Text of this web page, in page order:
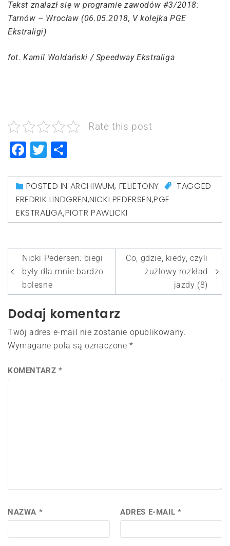
Tekst znalazł się w programie zawodów #3/2018:
Tarnów – Wrocław (06.05.2018, V kolejka PGE
Ekstraligi)
fot. Kamil Woldański / Speedway Ekstraliga
Rate this post
Facebook
Twitter
POSTED IN ARCHIWUM, FELIETONY
TAGGED
FREDRIK LINDGREN,NICKI PEDERSEN,PGE
EKSTRALIGA,PIOTR PAWLICKI
Nawigacja
wpisu
Nicki Pedersen: biegi
były dla mnie bardzo
bolesne
Co, gdzie, kiedy, czyli
żużlowy rozkład
jazdy (8)
Dodaj komentarz
Twój adres e-mail nie zostanie opublikowany.
Wymagane pola są oznaczone*
KOMENTARZ *
NAZWA * ADRES E-MAIL *